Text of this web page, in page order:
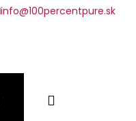
info@100percentpure.sk
VZORKY
Prihlásenie